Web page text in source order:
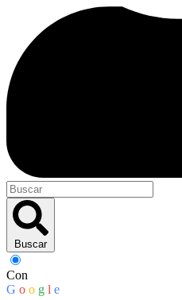
Buscar
Con
G o o g l e